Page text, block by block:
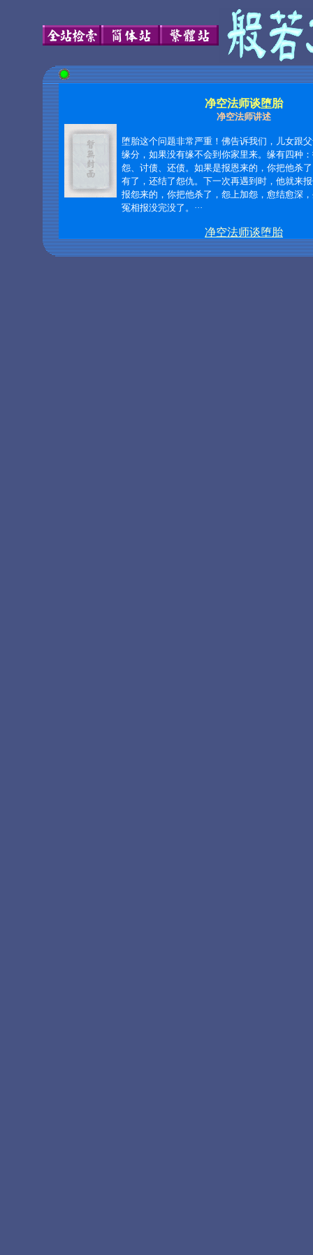
净空法师谈堕胎
净空法师讲述
堕胎这个问题非常严重！佛告诉我们，儿女跟
缘分，如果没有缘不会到你家里来。缘有四种
怨、讨债、还债。如果是报恩来的，你把他杀
有了，还结了怨仇。下一次再遇到时，他就来
报怨来的，你把他杀了，怨上加怨，愈结愈深
冤相报没完没了。 ···
净空法师谈堕胎